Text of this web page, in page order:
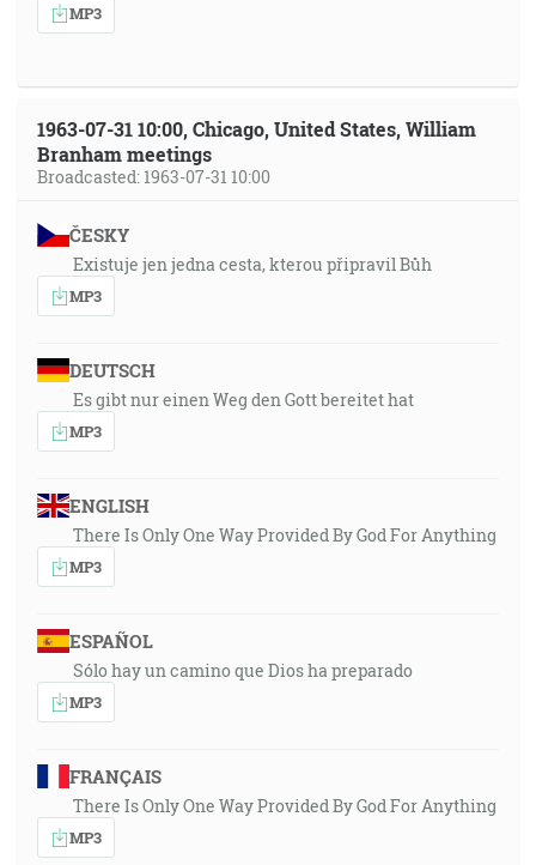
MP3
1963-07-31 10:00, Chicago, United States, William
Branham meetings
Broadcasted: 1963-07-31 10:00
ČESKY
Existuje jen jedna cesta, kterou připravil Bůh
MP3
DEUTSCH
Es gibt nur einen Weg den Gott bereitet hat
MP3
ENGLISH
There Is Only One Way Provided By God For Anything
MP3
ESPAÑOL
Sólo hay un camino que Dios ha preparado
MP3
FRANÇAIS
There Is Only One Way Provided By God For Anything
MP3